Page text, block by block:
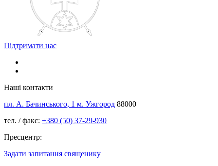
Підтримати нас
Наші контакти
пл. А. Бачинського, 1 м. Ужгород 88000
тел. / факс: +380 (50) 37-29-930
Пресцентр:
Задати запитання священику